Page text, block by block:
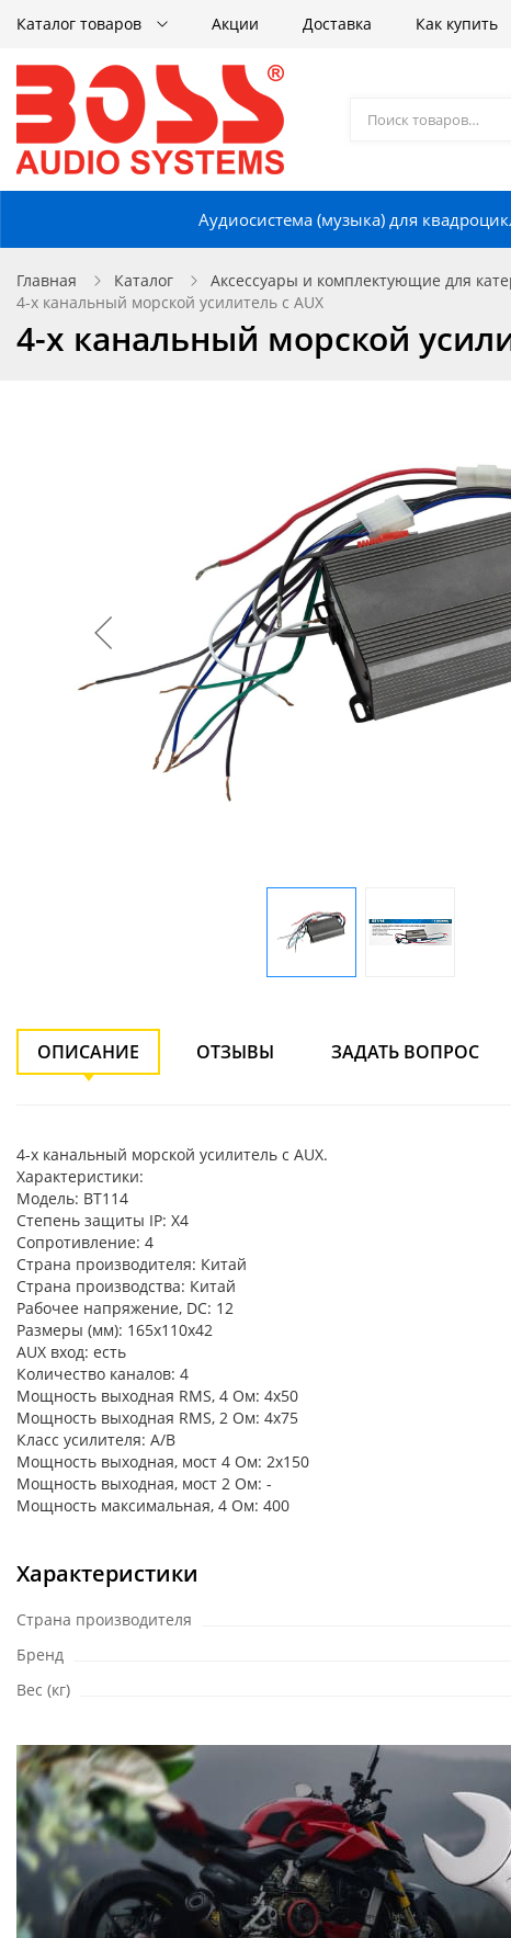
Каталог товаров Акции Доставка Как купить
Аудиосистема (музыка) для
Главная Каталог Аксессуары и комплектующие для
4-х канальный морской усилитель с AUX
4-х канальный морской
ОПИСАНИЕ ОТЗЫВЫ ЗАДАТЬ ВОПРОС
4-х канальный морской усилитель с AUX.
Характеристики:
Модель: BT114
Степень защиты IP: X4
Сопротивление: 4
Страна производителя: Китай
Страна производства: Китай
Рабочее напряжение, DC: 12
Размеры (мм): 165х110х42
AUX вход: есть
Количество каналов: 4
Мощность выходная RMS, 4 Ом: 4х50
Мощность выходная RMS, 2 Ом: 4х75
Класс усилителя: A/B
Мощность выходная, мост 4 Ом: 2х150
Мощность выходная, мост 2 Ом: -
Мощность максимальная, 4 Ом: 400
Характеристики
Страна производителя
Бренд
Вес (кг)